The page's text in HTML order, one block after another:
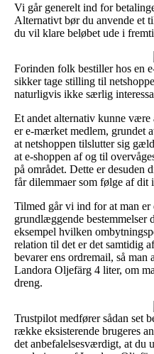
Vi går generelt ind for
Alternativt bør du anvende et
du vil klare beløbet ude i
Forinden folk bestiller hos en
sikker tage stilling til
naturligvis ikke særlig
Et andet alternativ kunne
er e-mærket medlem, grundet
at netshoppen tilslutter sig
at e-shoppen af og til
på området. Dette er desuden
får dilemmaer som følge af dit
Tilmed går vi ind for at man
grundlæggende bestemmelser
eksempel hvilken
relation til det er det samtidig
bevarer ens ordremail, så
Landora Oljefärg 4 liter, om
dreng.
Trustpilot medfører sådan set
række eksisterende brugeres
det anbefalelsesværdigt, at du